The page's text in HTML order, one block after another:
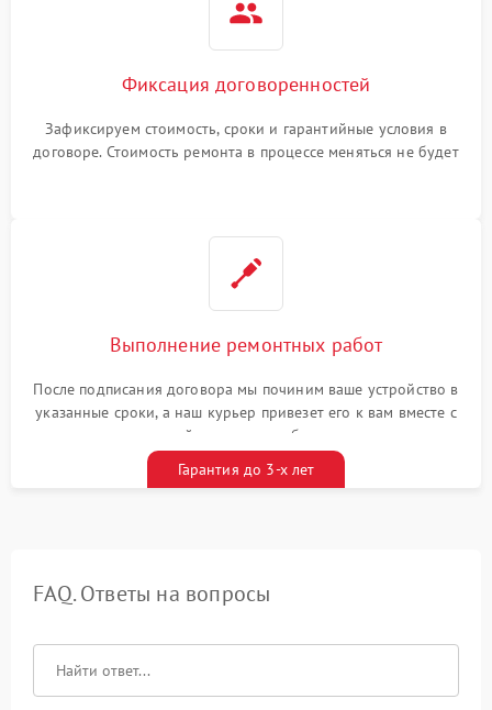
Фиксация договоренностей
Зафиксируем стоимость, сроки и гарантийные условия в
договоре. Стоимость ремонта в процессе меняться не будет
Выполнение ремонтных работ
После подписания договора мы починим ваше устройство в
указанные сроки, а наш курьер привезет его к вам вместе с
гарантийным талоном бесплатно
Гарантия до 3-х лет
FAQ. Ответы на вопросы